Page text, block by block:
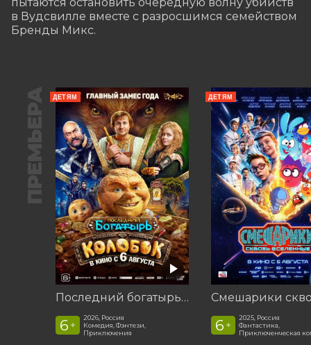
в Вудсвилле вместе с разросшимся семейством
Бренды Микс.
ПРЕМЬЕРА ДЕТЯМ
Последний богатырь. Колобок
6 +
2026, Россия
Комедия, Фэнтези,
Приключения
ДЕТЯМ
6 +
2025, Россия
Фантастика,
Приключенческая